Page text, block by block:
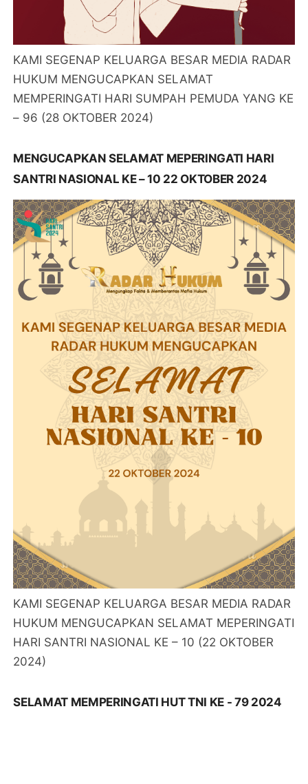
KAMI SEGENAP KELUARGA BESAR MEDIA RADAR
HUKUM MENGUCAPKAN SELAMAT
MEMPERINGATI HARI SUMPAH PEMUDA YANG KE
– 96 (28 OKTOBER 2024)
MENGUCAPKAN SELAMAT MEPERINGATI HARI
SANTRI NASIONAL KE – 10 22 OKTOBER 2024
KAMI SEGENAP KELUARGA BESAR MEDIA RADAR
HUKUM MENGUCAPKAN SELAMAT MEPERINGATI
HARI SANTRI NASIONAL KE – 10 (22 OKTOBER
2024)
SELAMAT MEMPERINGATI HUT TNI KE - 79 2024